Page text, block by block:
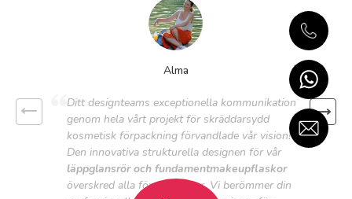
Alma
Ditt designteams exceptionella kommunikation
genom hela vårt projekt för skräddarsydd
kosmetisk förpackning förvandlade vår vision!
Den innovativa strukturella designen för vår
läppglansrör och fundamentmakeupflaskor
överskred alla förväntningar. Vi berömmer din